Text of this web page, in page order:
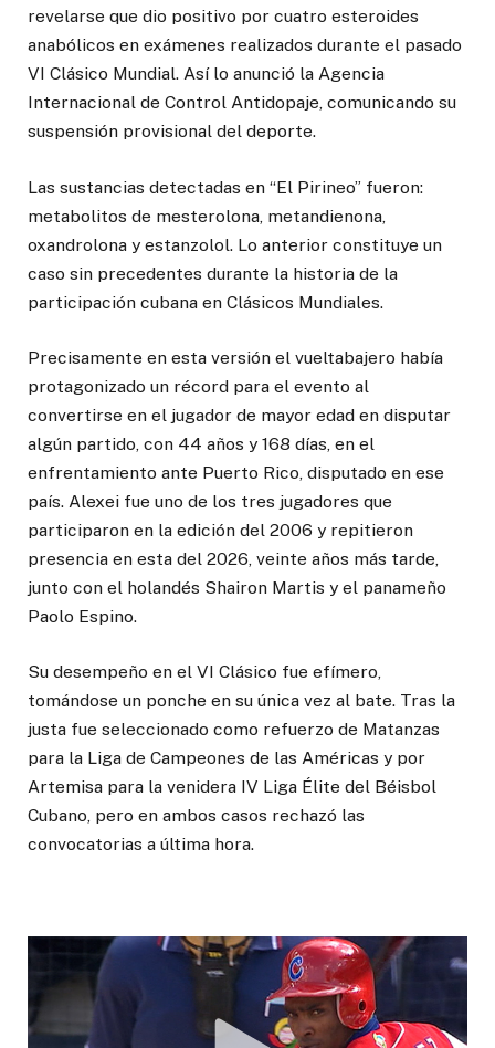
revelarse que dio positivo por cuatro esteroides
anabólicos en exámenes realizados durante el pasado
VI Clásico Mundial. Así lo anunció la Agencia
Internacional de Control Antidopaje, comunicando su
suspensión provisional del deporte.
Las sustancias detectadas en “El Pirineo” fueron:
metabolitos de mesterolona, metandienona,
oxandrolona y estanzolol. Lo anterior constituye un
caso sin precedentes durante la historia de la
participación cubana en Clásicos Mundiales.
Precisamente en esta versión el vueltabajero había
protagonizado un récord para el evento al
convertirse en el jugador de mayor edad en disputar
algún partido, con 44 años y 168 días, en el
enfrentamiento ante Puerto Rico, disputado en ese
país. Alexei fue uno de los tres jugadores que
participaron en la edición del 2006 y repitieron
presencia en esta del 2026, veinte años más tarde,
junto con el holandés Shairon Martis y el panameño
Paolo Espino.
Su desempeño en el VI Clásico fue efímero,
tomándose un ponche en su única vez al bate. Tras la
justa fue seleccionado como refuerzo de Matanzas
para la Liga de Campeones de las Américas y por
Artemisa para la venidera IV Liga Élite del Béisbol
Cubano, pero en ambos casos rechazó las
convocatorias a última hora.